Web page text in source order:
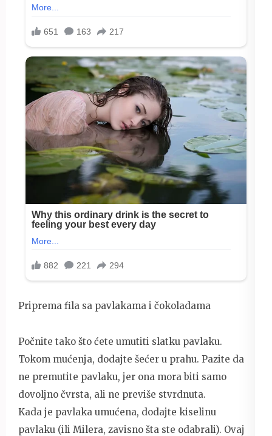
Priprema fila sa pavlakama i čokoladama
Počnite tako što ćete umutiti slatku pavlaku.
Tokom mućenja, dodajte šećer u prahu. Pazite da
ne premutite pavlaku, jer ona mora biti samo
dovoljno čvrsta, ali ne previše stvrdnuta.
Kada je pavlaka umućena, dodajte kiselinu
pavlaku (ili Milera, zavisno šta ste odabrali). Ovaj